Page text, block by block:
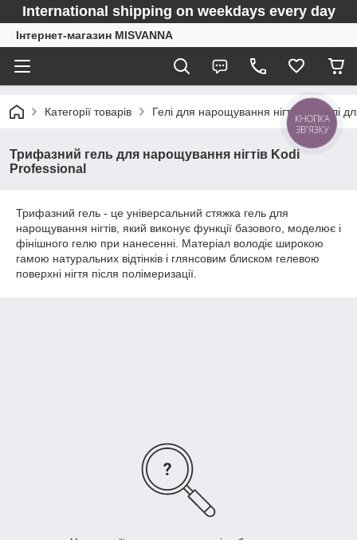
International shipping on weekdays every day
Інтернет-магазин MISVANNA
Категорії товарів Гелі для нарощування нігтів Гелі
Трифазний гель для нарощування нігтів Kodi
Professional
Трифазний гель - це універсальний стяжка гель для
нарощування нігтів, який виконує функції базового, моделює і
фінішного гелю при нанесенні. Матеріал володіє широкою
гамою натуральних відтінків і глянсовим блиском гелевою
поверхні нігтя після полімеризації.
КНОПКА
ЗВ'ЯЗКУ